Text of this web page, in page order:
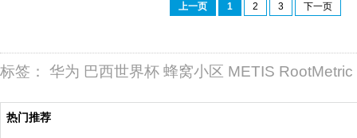
上一页 1 2 3 下一页
标签： 华为 巴西世界杯 蜂窝小区 METIS RootMetric
热门推荐